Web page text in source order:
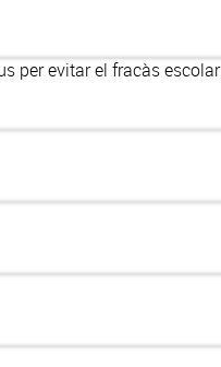
per evitar el fracàs escolar